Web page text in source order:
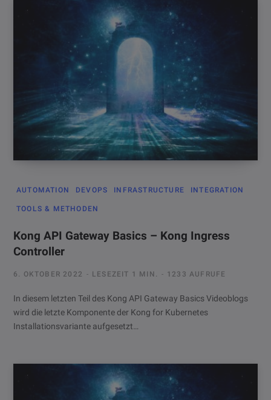
AUTOMATION DEVOPS INFRASTRUCTURE INTEGRATION
TOOLS & METHODEN
Kong API Gateway Basics – Kong Ingress
Controller
6. OKTOBER 2022 LESEZEIT 1 MIN. 1233 AUFRUFE
In diesem letzten Teil des Kong API Gateway Basics Videoblogs
wird die letzte Komponente der Kong for Kubernetes
Installationsvariante aufgesetzt…